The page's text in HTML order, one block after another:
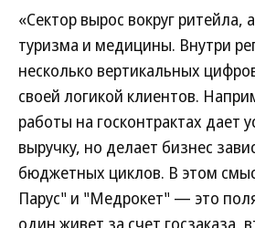
«Сектор вырос вокруг ритейла,
туризма и медицины. Внутри
несколько вертикальных
своей логикой клиентов.
работы на госконтрактах дает
выручку, но делает бизнес
бюджетных циклов. В этом
Парус" и "Медрокет" — это
один живет за счет госзаказа,